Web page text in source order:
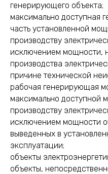
генерирующего объекта;
максимально доступная
часть установленной
производству
исключением мощности,
производства
причине технической
рабочая генерирующая
максимально доступной
производству
исключением мощности
выведенных в
эксплуатации;
объекты
объекты,